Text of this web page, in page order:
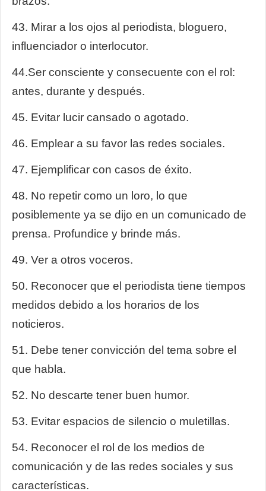
43. Mirar a los ojos al periodista, bloguero,
influenciador o interlocutor.
44.Ser consciente y consecuente con el rol:
antes, durante y después.
45. Evitar lucir cansado o agotado.
46. Emplear a su favor las redes sociales.
47. Ejemplificar con casos de éxito.
48. No repetir como un loro, lo que
posiblemente ya se dijo en un comunicado de
prensa. Profundice y brinde más.
49. Ver a otros voceros.
50. Reconocer que el periodista tiene tiempos
medidos debido a los horarios de los
noticieros.
51. Debe tener convicción del tema sobre el
que habla.
52. No descarte tener buen humor.
53. Evitar espacios de silencio o muletillas.
54. Reconocer el rol de los medios de
comunicación y de las redes sociales y sus
características.